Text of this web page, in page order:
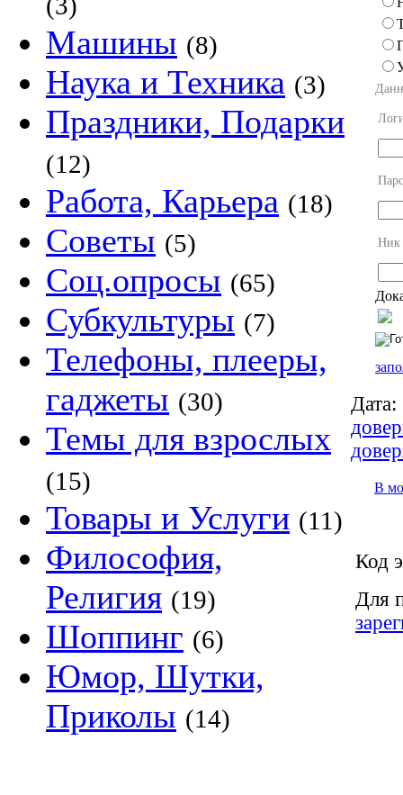
Машины (8)
Наука и Техника (3)
Праздники, Подарки
(12)
Работа, Карьера (18)
Советы (5)
Соц.опросы (65)
Субкультуры (7)
Телефоны, плееры,
гаджеты (30)
Темы для взрослых
(15)
Товары и Услуги (11)
Философия,
Религия (19)
Шоппинг (6)
Юмор, Шутки,
Приколы (14)
Ник
Дата:
В
Код
Для